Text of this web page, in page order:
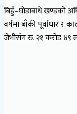
बिहुँ–घोडाबाधे खण्डको
वर्षमा बाँकी पूर्वाधार र
जेभीसँग रु. २१ करोड ४९